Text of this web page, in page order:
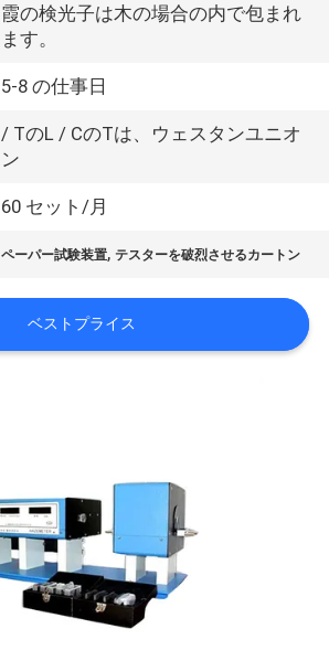
霞の検光子は木の場合の内で包まれ
ます。
5-8 の仕事日
/ TのL / CのTは、ウェスタンユニオ
ン
60 セット/月
ペーパー試験装置,テスターを破烈させるカートン
ベストプライス